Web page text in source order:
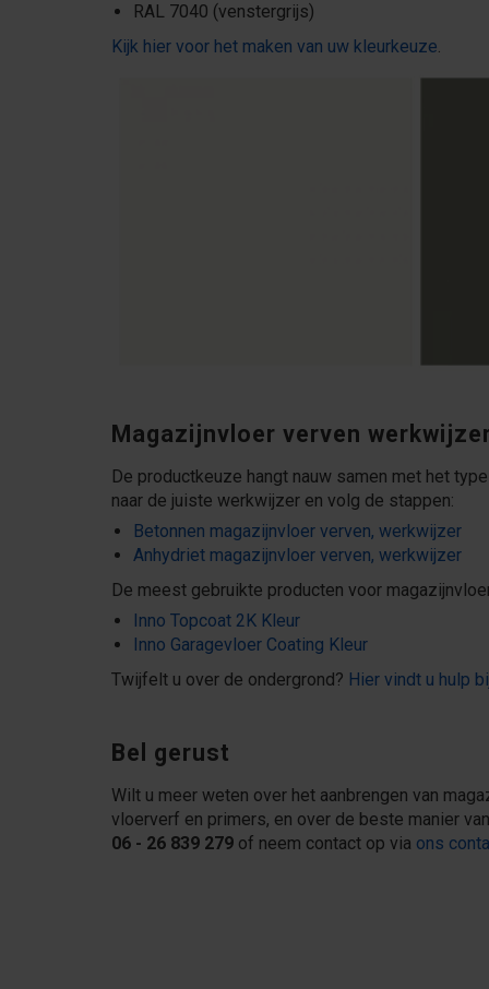
RAL 7040 (venstergrijs)
Kijk hier voor het maken van uw kleurkeuze.
Magazijnvloer verven
De productkeuze hangt nauw samen met het
naar de juiste werkwijzer en volg de stappen:
Betonnen magazijnvloer verven, werkwijzer
Anhydriet magazijnvloer verven, werkwijzer
De meest gebruikte producten voor
Inno Topcoat 2K Kleur
Inno Garagevloer Coating Kleur
Twijfelt u over de ondergrond? Hier vindt u hulp
Bel gerust
Wilt u meer weten over het aanbrengen van
vloerverf en primers, en over de beste manier
06 - 26 839 279 of neem contact op via ons